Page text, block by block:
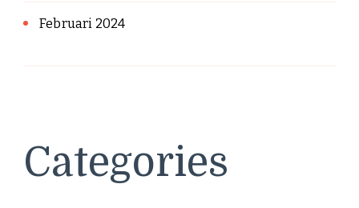
Februari 2024
Categories